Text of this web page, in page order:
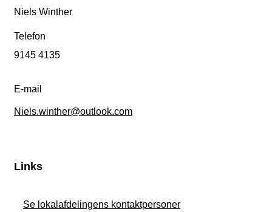
Niels Winther
Telefon
9145 4135
E-mail
Niels.winther@outlook.com
Links
Se lokalafdelingens kontaktpersoner